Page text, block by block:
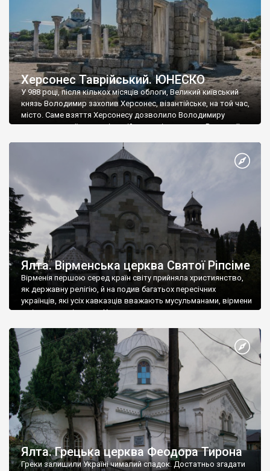
Херсонес Таврійський. ЮНЕСКО
У 988 році, після кількох місяців облоги, Великий київський
князь Володимир захопив Херсонес, візантійське, на той час,
місто. Саме взяття Херсонесу дозволило Володимиру
диктувати свої умови візантійському імператору Василю ІІ, та
Херсонесі Володимир-язичник, став Василем-християнином.
А потім було Хрещення Русі. На честь Херсонесу Таврійського
Ялта. Вірменська церква Святої Ріпсіме
Вірменія першою серед країн світу прийняла християнство,
як державну релігію, й на подив багатьох пересічних
українців, які усіх кавказців вважають мусульманами, вірмени
є відданими вірянами Христа
Ялта. Грецька церква Феодора Тирона
Греки залишили Україні чималий спадок. Достатньо згадати